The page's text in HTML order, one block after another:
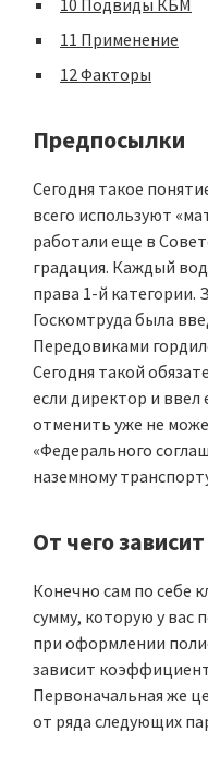
10 Подвиды КБМ
11 Применение
12Факторы
Предпосылки
Сегодня такое
всего используют
работали еще в
градация. Каждый
права 1-й категории.
Госкомтруда была
Передовиками
Сегодня такой
если директор и ввел
отменить уже не
«Федерального
наземному
От чего
Конечно сам по себе
сумму, которую у вас
при оформлении
зависит
Первоначальная же
от ряда следующих